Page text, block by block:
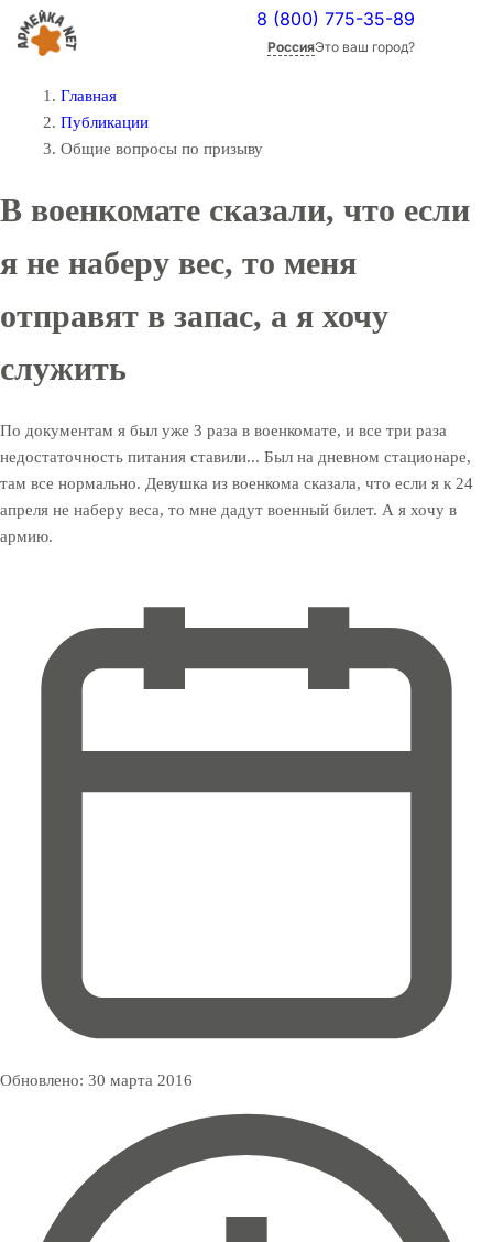
8 (800) 775-35-89
РоссияЭто ваш город?
Главная
Публикации
Общие вопросы по призыву
В военкомате сказали, что если
я не наберу вес, то меня
отправят в запас, а я хочу
служить
По документам я был уже 3 раза в военкомате, и все три раза
недостаточность питания ставили... Был на дневном стационаре,
там все нормально. Девушка из военкома сказала, что если я к 24
апреля не наберу веса, то мне дадут военный билет. А я хочу в
армию.
Обновлено: 30 марта 2016